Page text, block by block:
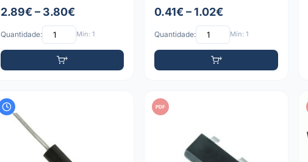
2.89€ – 3.80€
Quantidade: Mín: 1
0.41€ – 1.02€
Quantidade: Mín: 1
PDF